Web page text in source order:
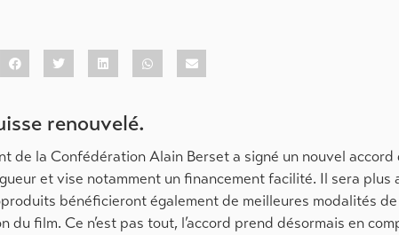
renouvelé.
de la Confédération Alain Berset a signé un nouvel
et vise notamment un financement facilité. Il sera plus
bénéficieront également de meilleures modalités
film. Ce n’est pas tout, l’accord prend désormais en